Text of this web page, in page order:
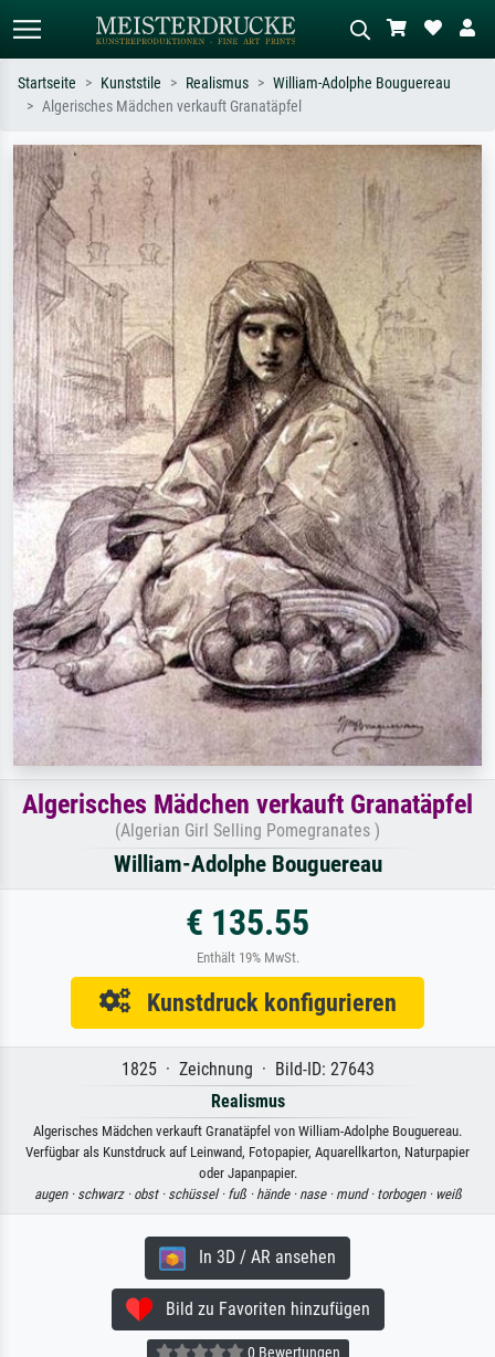
Suchen Sie nach Künstlern, Werktiteln
oder Stilen – z.B. Monet,
Sternennacht, Impressionismus, Welle
Hokusai, Akt.
Beschreiben Sie die Szene – z.B. Grüne
Wiese, Abstrakt mit viel Rot, Dunkles
Ölgemälde, Stehender Akt neben einem
Baum.
Startseite Kunststile Realismus
William-Adolphe Bouguereau
Algerisches Mädchen verkauft Granatäpfel
Algerisches Mädchen verkauft Granatäpfel
(Algerian Girl Selling Pomegranates )
William-Adolphe Bouguereau
€ 135.55
Enthält 19% MwSt.
Kunstdruck konfigurieren
1825 · Zeichnung · Bild-ID: 27643
Realismus
Algerisches Mädchen verkauft Granatäpfel von William-Adolphe Bouguereau.
Verfügbar als Kunstdruck auf Leinwand, Fotopapier, Aquarellkarton, Naturpapier
oder Japanpapier.
augen · schwarz · obst · schüssel · fuß · hände · nase · mund · torbogen · weiß
In 3D / AR ansehen
Bild zu Favoriten hinzufügen
0 Bewertungen